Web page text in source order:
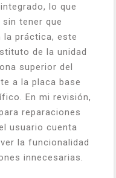
lo que
tener que
la práctica, este
de la unidad
superior del
a la placa base
En mi revisión,
reparaciones
usuario cuenta
la funcionalidad
innecesarias.